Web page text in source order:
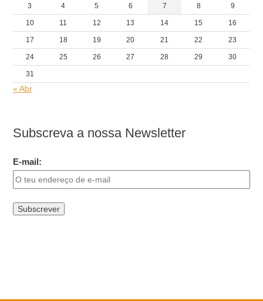
3 4 5 6 7 8 9
10 11 12 13 14 15 16
17 18 19 20 21 22 23
24 25 26 27 28 29 30
31
« Abr
Subscreva a nossa Newsletter
E-mail: